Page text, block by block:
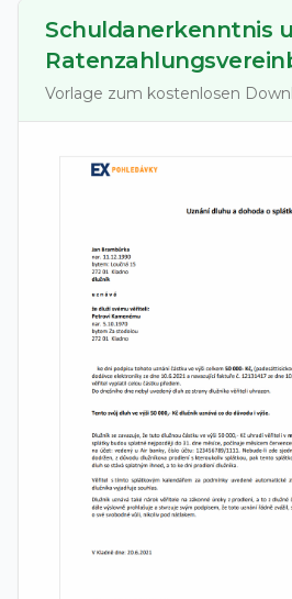
Schuldanerkenntnis
Vorlage zum kostenlosen